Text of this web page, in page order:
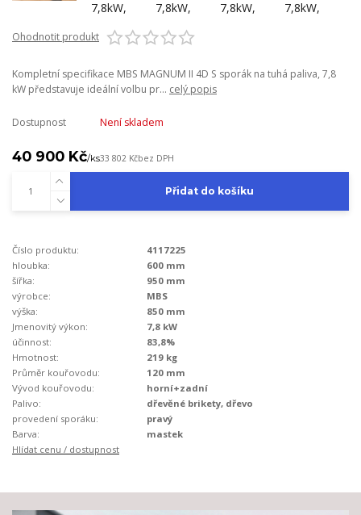
Ohodnotit produkt
Kompletní specifikace MBS MAGNUM II 4D S sporák na tuhá paliva, 7,8
kW představuje ideální volbu pr... celý popis
Dostupnost Není skladem
40 900 Kč/ks33 802 Kčbez DPH
Přidat do košíku
Číslo produktu:
4117225
hloubka:
600 mm
šířka:
950 mm
výrobce:
MBS
výška:
850 mm
Jmenovitý výkon:
7,8 kW
účinnost:
83,8%
Hmotnost:
219 kg
Průměr kouřovodu:
120 mm
Vývod kouřovodu:
horní+zadní
Palivo:
dřevěné brikety, dřevo
provedení sporáku:
pravý
Barva:
mastek
Hlídat cenu / dostupnost